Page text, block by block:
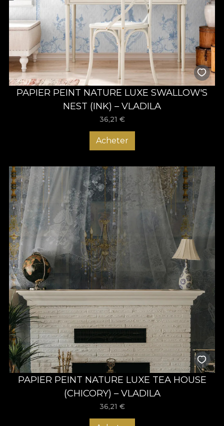
PAPIER PEINT NATURE LUXE SWALLOW'S
NEST (INK) – VLADILA
36,21 €
Acheter
PAPIER PEINT NATURE LUXE TEA HOUSE
(CHICORY) – VLADILA
36,21 €